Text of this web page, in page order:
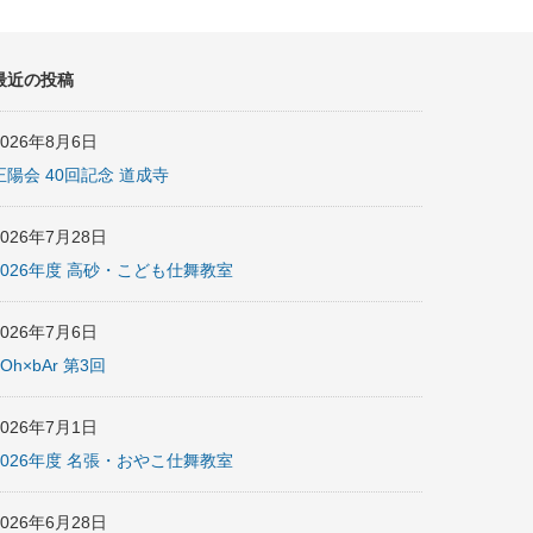
近の投稿
年8月6日
陽会 40回記念 道成寺
年7月28日
年度 高砂・こども仕舞教室
年7月6日
第3回
年7月1日
年度 名張・おやこ仕舞教室
年6月28日